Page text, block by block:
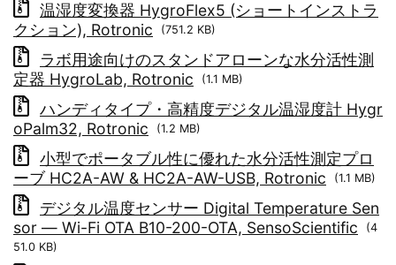
温湿度変換器 HygroFlex5 (ショートインストラ
クション), Rotronic
(751.2 KB)
ラボ用途向けのスタンドアローンな水分活性測
定器 HygroLab, Rotronic
(1.1 MB)
ハンディタイプ・高精度デジタル温湿度計 Hygr
oPalm32, Rotronic
(1.2 MB)
小型でポータブル性に優れた水分活性測定プロ
ーブ HC2A-AW & HC2A-AW-USB, Rotronic
(1.1 MB)
デジタル温度センサー Digital Temperature Sen
sor ― Wi-Fi OTA B10-200-OTA, SensoScientific
(4
51.0 KB)